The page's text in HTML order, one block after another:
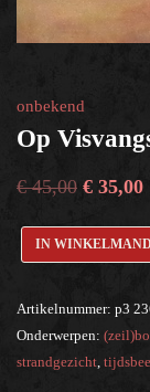
onbekend
Op
€45,00 € 35,00
IN WINKELMAND
Artikelnummer: p3
Onderwerpen:
strandgezicht